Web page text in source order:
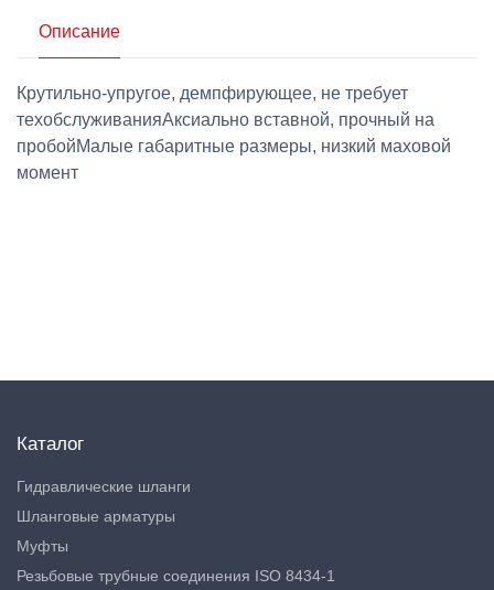
Описание
Крутильно-упругое, демпфирующее, не требует
техобслуживанияАксиально вставной, прочный на
пробойМалые габаритные размеры, низкий маховой
момент
Каталог
Гидравлические шланги
Шланговые арматуры
Муфты
Резьбовые трубные соединения ISO 8434-1